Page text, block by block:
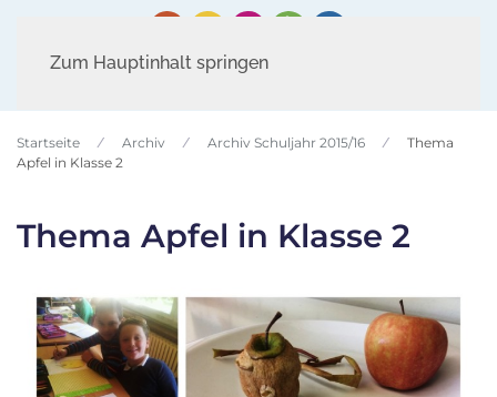
Zum Hauptinhalt springen
Startseite Archiv Archiv Schuljahr 2015/16
Thema
Apfel in Klasse 2
Thema Apfel in Klasse 2